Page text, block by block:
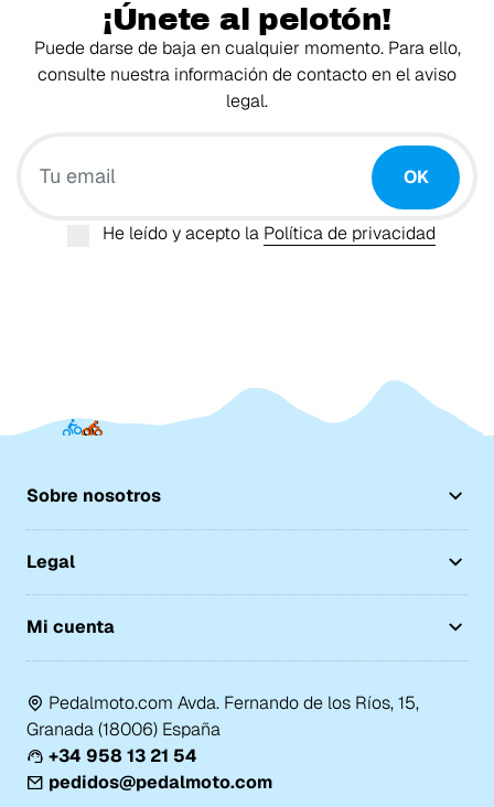
¡Únete al pelotón!
Puede darse de baja en cualquier momento. Para ello,
consulte nuestra información de contacto en el aviso
legal.
OK
He leído y acepto la Política de privacidad
Sobre nosotros
Legal
Mi cuenta
Pedalmoto.com Avda. Fernando de los Ríos, 15,
Granada (18006) España
+34 958 13 21 54
pedidos@pedalmoto.com